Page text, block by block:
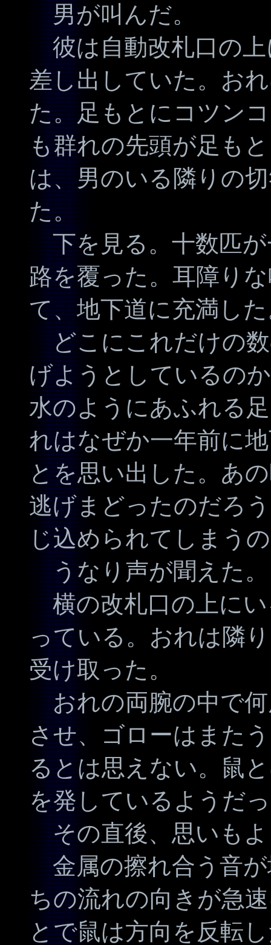
男が叫んだ。
彼は自動改札口の
差し出していた。お
た。足もとにコツン
も群れの先頭が足も
は、男のいる隣りの
た。
下を見る。十数匹
路を覆った。耳障り
て、地下道に充満し
どこにこれだけの
げようとしているの
水のようにあふれる
れはなぜか一年前に
とを思い出した。あ
逃げまどったのだろ
じ込められてしまう
うなり声が聞えた。
横の改札口の上に
っている。おれは隣
受け取った。
おれの両腕の中で
させ、ゴローはまた
るとは思えない。鼠
を発しているようだ
その直後、思いも
金属の擦れ合う音
ちの流れの向きが急
とで鼠は方向を反転